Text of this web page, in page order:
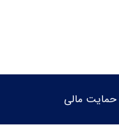
حمایت مالی